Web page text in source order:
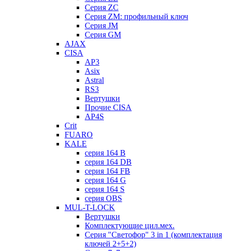
Серия ZC
Серия ZM: профильный ключ
Серия JM
Серия GM
AJAX
CISA
AP3
Asix
Astral
RS3
Вертушки
Прочие CISA
AP4S
Crit
FUARO
KALE
серия 164 B
серия 164 DB
серия 164 FB
серия 164 G
серия 164 S
серия OBS
MUL-T-LOCK
Вертушки
Комплектующие цил.мех.
Серия "Светофор" 3 in 1 (комплектация
ключей 2+5+2)